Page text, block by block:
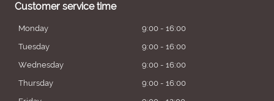
Customer service time
Monday
9:00 - 16:00
Tuesday
9:00 - 16:00
Wednesday
9:00 - 16:00
Thursday
9:00 - 16:00